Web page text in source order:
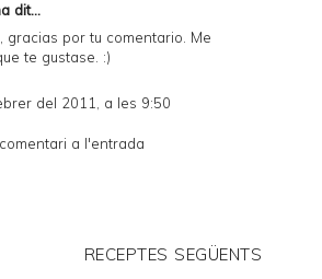
dit...
gracias por tu comentario. Me
te gustase. :)
del 2011, a les 9:50
a l'entrada
RECEPTES SEGÜENTS